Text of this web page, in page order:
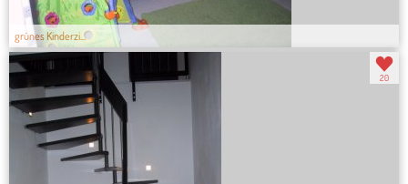
grünes Kinderzi...
20